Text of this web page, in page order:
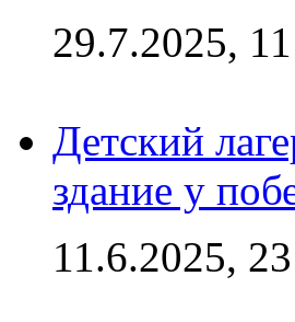
29.7.2025,
Детский
здание у
11.6.2025,